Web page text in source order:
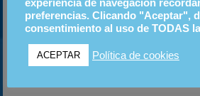
De la pista decir que la media de
las más altas y que su
las montañas hace de ella, en
las carreras más calurosas de la
experiencia de navegación
preferencias. Clicando "Aceptar",
consentimiento al uso de TODAS
ACEPTAR Política de cookies